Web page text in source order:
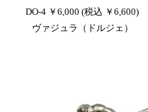
DO-4 ￥6,000 (税込 ￥6,600)
ヴァジュラ（ドルジェ）